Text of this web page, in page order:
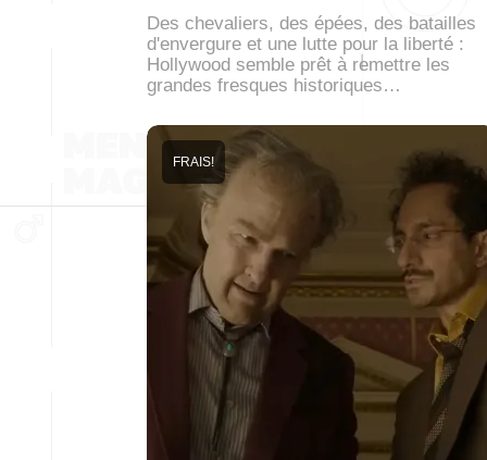
Des chevaliers, des épées, des batailles
d'envergure et une lutte pour la liberté :
Hollywood semble prêt à remettre les
grandes fresques historiques…
FRAIS!